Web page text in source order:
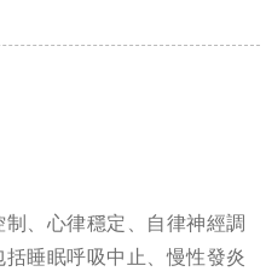
、心律穩定、自律神經調
睡眠呼吸中止、慢性發炎